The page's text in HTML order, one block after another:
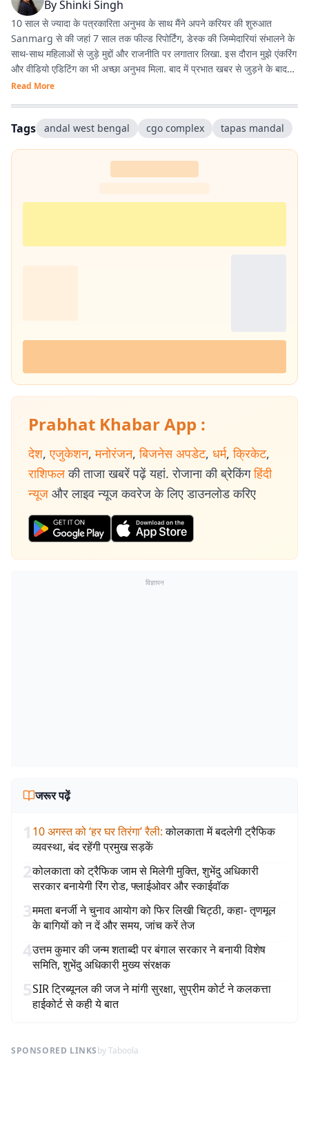
ByShinki Singh
10 साल से ज्यादा के पत्रकारिता अनुभव के साथ मैंने अपने करियर की शुरुआत
Sanmarg से की जहां 7 साल तक फील्ड रिपोर्टिंग, डेस्क की जिम्मेदारियां संभालने के
साथ-साथ महिलाओं से जुड़े मुद्दों और राजनीति पर लगातार लिखा. इस दौरान मुझे एंकरिंग
और वीडियो एडिटिंग का भी अच्छा अनुभव मिला. बाद में प्रभात खबर से जुड़ने के बाद
मेरा फोकस हार्ड न्यूज पर ज्यादा रहा. वहीं लाइफस्टाइल जर्नलिज्म में भी काम करने का
Read More
Tags andal west bengal cgo complex tapas mandal
Prabhat Khabar App :
देश, एजुकेशन, मनोरंजन, बिजनेस अपडेट, धर्म, क्रिकेट,
राशिफल की ताजा खबरें पढ़ें यहां. रोजाना की ब्रेकिंग हिंदी
न्यूज और लाइव न्यूज कवरेज के लिए डाउनलोड करिए
विज्ञापन
जरूर पढ़ें
1 10 अगस्त को ‘हर घर तिरंगा’ रैली: कोलकाता में बदलेगी ट्रैफिक
व्यवस्था, बंद रहेंगी प्रमुख सड़कें
2कोलकाता को ट्रैफिक जाम से मिलेगी मुक्ति, शुभेंदु अधिकारी
सरकार बनायेगी रिंग रोड, फ्लाईओवर और स्काईवॉक
3ममता बनर्जी ने चुनाव आयोग को फिर लिखी चिट्ठी, कहा- तृणमूल
के बागियों को न दें और समय, जांच करें तेज
4उत्तम कुमार की जन्म शताब्दी पर बंगाल सरकार ने बनायी विशेष
समिति, शुभेंदु अधिकारी मुख्य संरक्षक
5SIR ट्रिब्यूनल की जज ने मांगी सुरक्षा, सुप्रीम कोर्ट ने कलकत्ता
हाईकोर्ट से कही ये बात
SPONSORED LINKSby Taboola